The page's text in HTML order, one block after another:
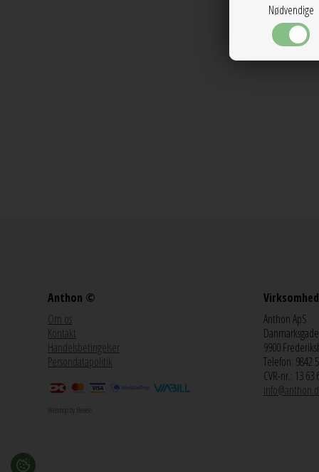
Nødvendige
Anthon ©
Om os
Kontakt
Handelsbetingelser
Persondatapolitik
Webshop by Bewise
Anthon ApS
9900
Telefon: 9842
CVR-nr.: 13 63